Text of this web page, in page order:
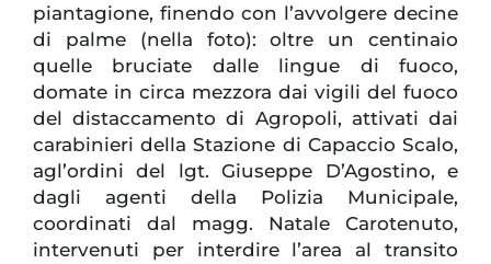
piantagione, finendo con l’avvolgere decine
di palme (nella foto): oltre un centinaio
quelle bruciate dalle lingue di fuoco,
domate in circa mezzora dai vigili del fuoco
del distaccamento di Agropoli, attivati dai
carabinieri della Stazione di Capaccio Scalo,
agl’ordini del lgt. Giuseppe D’Agostino, e
dagli agenti della Polizia Municipale,
coordinati dal magg. Natale Carotenuto,
intervenuti per interdire l’area al transito